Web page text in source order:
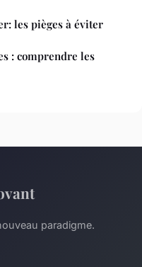
les pièges à éviter
: comprendre les
paradigme.